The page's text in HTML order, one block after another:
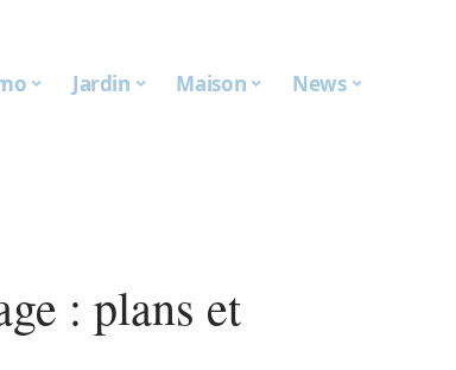
Jardin Maison News
: plans et